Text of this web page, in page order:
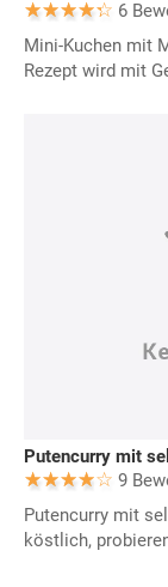
6
Mini-Kuchen mit
Rezept wird mit
Putencurry mit
9
Putencurry mit
köstlich,